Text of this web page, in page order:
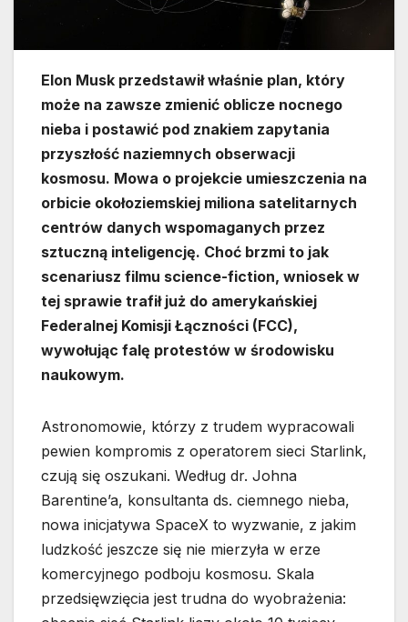
Elon Musk przedstawił właśnie plan, który
może na zawsze zmienić oblicze nocnego
nieba i postawić pod znakiem zapytania
przyszłość naziemnych obserwacji
kosmosu. Mowa o projekcie umieszczenia na
orbicie okołoziemskiej miliona satelitarnych
centrów danych wspomaganych przez
sztuczną inteligencję. Choć brzmi to jak
scenariusz filmu science-fiction, wniosek w
tej sprawie trafił już do amerykańskiej
Federalnej Komisji Łączności (FCC),
wywołując falę protestów w środowisku
naukowym.
Astronomowie, którzy z trudem wypracowali
pewien kompromis z operatorem sieci Starlink,
czują się oszukani. Według dr. Johna
Barentine’a, konsultanta ds. ciemnego nieba,
nowa inicjatywa SpaceX to wyzwanie, z jakim
ludzkość jeszcze się nie mierzyła w erze
komercyjnego podboju kosmosu. Skala
przedsięwzięcia jest trudna do wyobrażenia: